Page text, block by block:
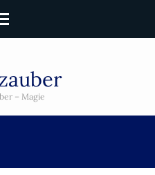
– Magie